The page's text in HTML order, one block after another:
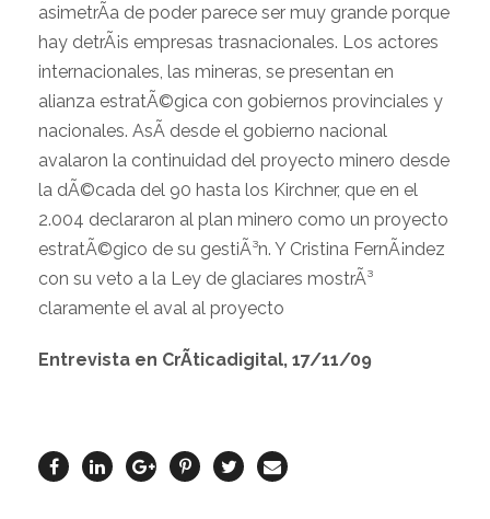
asimetrÃ­a de poder parece ser muy grande porque
hay detrÃ¡s empresas trasnacionales. Los actores
internacionales, las mineras, se presentan en
alianza estratÃ©gica con gobiernos provinciales y
nacionales. AsÃ­ desde el gobierno nacional
avalaron la continuidad del proyecto minero desde
la dÃ©cada del 90 hasta los Kirchner, que en el
2.004 declararon al plan minero como un proyecto
estratÃ©gico de su gestiÃ³n. Y Cristina FernÃ¡ndez
con su veto a la Ley de glaciares mostrÃ³
claramente el aval al proyecto
Entrevista en CrÃ­ticadigital, 17/11/09